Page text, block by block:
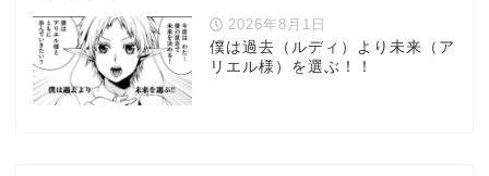
2026年8月1日
僕は過去（ルディ）より未来（ア
リエル様）を選ぶ！！